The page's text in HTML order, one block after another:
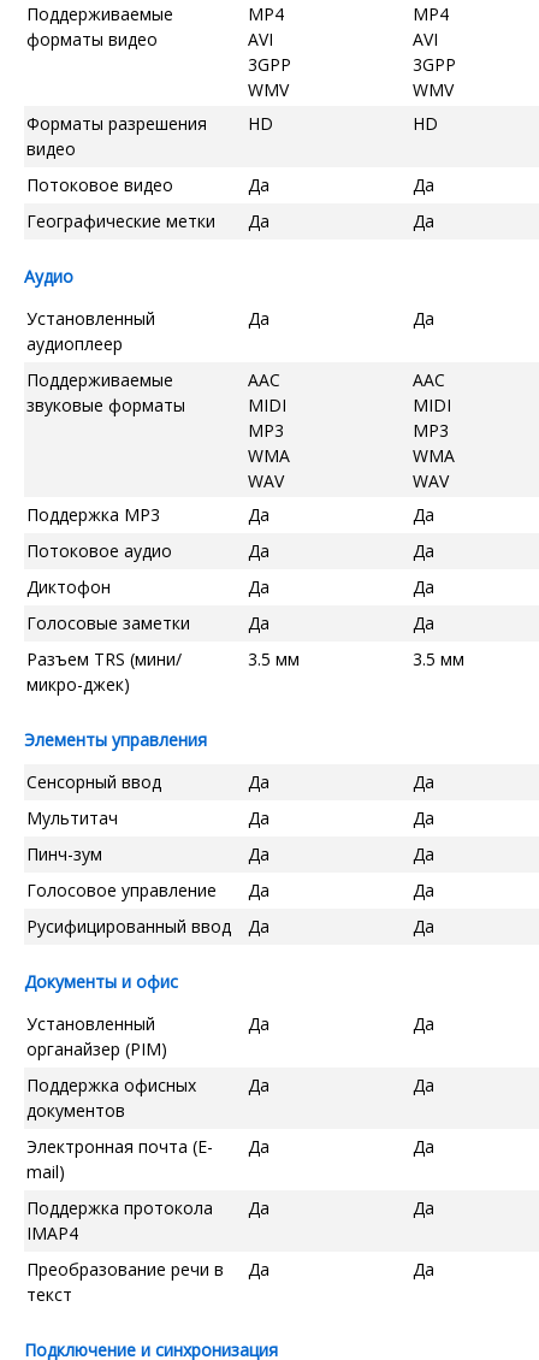
Поддерживаемые
форматы видео
MP4
AVI
3GPP
WMV
MP4
AVI
3GPP
WMV
Форматы разрешения
видео
HD HD
Потоковое видео Да
Да
Географические метки
Да Да
Аудио
Установленный
аудиоплеер
Да Да
Поддерживаемые
звуковые форматы
AAC
MIDI
MP3
WMA
WAV
AAC
MIDI
MP3
WMA
WAV
Поддержка MP3
Да
Да
Потоковое аудио
Да
Да
Диктофон
Да
Да
Голосовые заметки
Да
Да
Разъем TRS (мини/
микро-джек)
3.5 мм 3.5 мм
Элементы управления
Сенсорный ввод
Да
Да
Мультитач
Да
Да
Пинч-зум
Да
Да
Голосовое управление
Да
Да
Русифицированный ввод
Да Да
Документы и офис
Установленный
органайзер (PIM)
Да Да
Поддержка офисных
документов
Да Да
Электронная почта (E-
mail)
Да Да
Поддержка протокола
IMAP4
Да Да
Преобразование речи в
текст
Да Да
Подключение и синхронизация